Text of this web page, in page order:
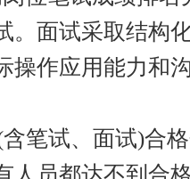
。面试采取结构
操作应用能力和
笔试、面试)合
人员都达不到合